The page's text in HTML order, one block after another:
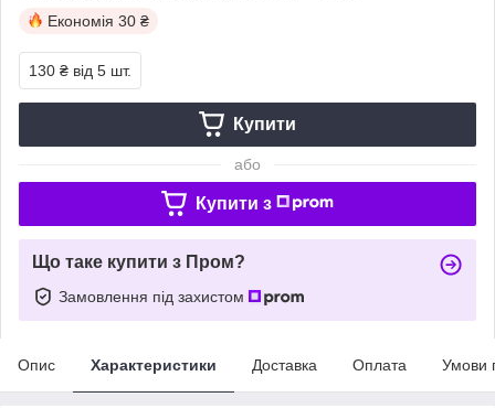
Економія 30 ₴
130 ₴ від 5 шт.
Купити
або
Купити з
Що таке купити з Пром?
Замовлення під захистом
Опис Характеристики Доставка Оплата Умови